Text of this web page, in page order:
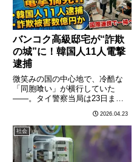
バンコク高級邸宅が“詐欺
の城”に！韓国人11人電撃
逮捕
微笑みの国の中心地で、冷酷な
「同胞喰い」が横行していた
――。タイ警察当局は23日まで
ある豪邸を家宅捜索し、特殊詐欺
に関与したとして韓国籍の男ら
11人を電撃逮捕した。■ 狙われた
のは「韓国の情」と「切実な家
計」 ………
2026.04.23
社会